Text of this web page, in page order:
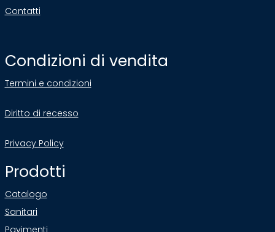
Contatti
Condizioni di vendita
Termini e condizioni
Diritto di recesso
Privacy Policy
Prodotti
Catalogo
Sanitari
Pavimenti